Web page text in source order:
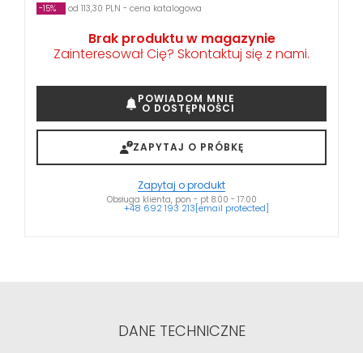
-15%
od 113,30 PLN - cena katalogowa
Brak produktu w magazynie
Zainteresował Cię? Skontaktuj się z nami.
POWIADOM MNIE
O DOSTĘPNOŚCI
ZAPYTAJ O PRÓBKĘ
Zapytaj o produkt
Obsługa klienta, pon - pt 8:00 - 17:00
+48 692 193 213[email protected]
DANE TECHNICZNE